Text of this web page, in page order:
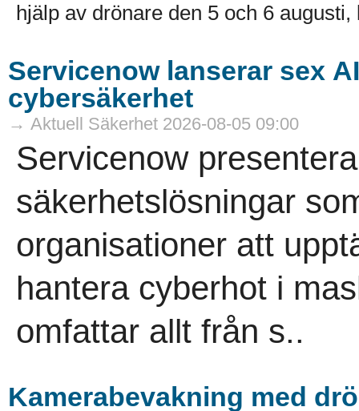
hjälp av drönare den 5 och 6 augusti,
Servicenow lanserar sex
cybersäkerhet
→ Aktuell Säkerhet 2026-08-05 09:00
Servicenow
säkerhetslösningar
organisationer att
hantera cyberhot i
omfattar allt från s..
Kamerabevakning med